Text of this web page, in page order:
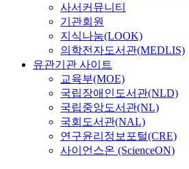
사서커뮤니티
기관회원
지식나눔(LOOK)
의학전자도서관(MEDLIS)
유관기관 사이트
교육부(MOE)
국립장애인도서관(NLD)
국립중앙도서관(NL)
국회도서관(NAL)
연구윤리정보포털(CRE)
사이언스온 (ScienceON)